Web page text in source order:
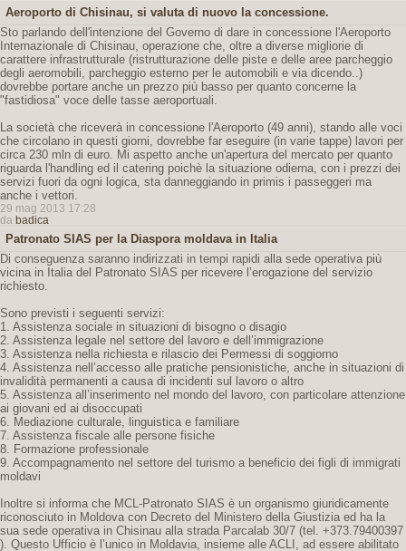
Aeroporto di Chisinau, si valuta di nuovo la concessione.
Sto parlando dell'intenzione del Governo di dare in concessione l'Aeroporto
Internazionale di Chisinau, operazione che, oltre a diverse migliorie di
carattere infrastrutturale (ristrutturazione delle piste e delle aree parcheggio
degli aeromobili, parcheggio esterno per le automobili e via dicendo..)
dovrebbe portare anche un prezzo più basso per quanto concerne la
"fastidiosa" voce delle tasse aeroportuali.
La società che riceverà in concessione l'Aeroporto (49 anni), stando alle voci
che circolano in questi giorni, dovrebbe far eseguire (in varie tappe) lavori per
circa 230 mln di euro. Mi aspetto anche un'apertura del mercato per quanto
riguarda l'handling ed il catering poichè la situazione odierna, con i prezzi dei
servizi fuori da ogni logica, sta danneggiando in primis i passeggeri ma
anche i vettori.
29 mag 2013 17:28
da badica
Patronato SIAS per la Diaspora moldava in Italia
Di conseguenza saranno indirizzati in tempi rapidi alla sede operativa più
vicina in Italia del Patronato SIAS per ricevere l’erogazione del servizio
richiesto.
Sono previsti i seguenti servizi:
1. Assistenza sociale in situazioni di bisogno o disagio
2. Assistenza legale nel settore del lavoro e dell’immigrazione
3. Assistenza nella richiesta e rilascio dei Permessi di soggiorno
4. Assistenza nell’accesso alle pratiche pensionistiche, anche in situazioni di
invalidità permanenti a causa di incidenti sul lavoro o altro
5. Assistenza all’inserimento nel mondo del lavoro, con particolare attenzione
ai giovani ed ai disoccupati
6. Mediazione culturale, linguistica e familiare
7. Assistenza fiscale alle persone fisiche
8. Formazione professionale
9. Accompagnamento nel settore del turismo a beneficio dei figli di immigrati
moldavi
Inoltre si informa che MCL-Patronato SIAS è un organismo giuridicamente
riconosciuto in Moldova con Decreto del Ministero della Giustizia ed ha la
sua sede operativa in Chisinau alla strada Parcalab 30/7 (tel. +373.79400397
). Questo Ufficio è l’unico in Moldavia, insieme alle ACLI, ad essere abilitato